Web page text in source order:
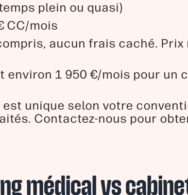
plein ou quasi)
CC/mois
aucun frais caché.
environ 1 950 €/mois pour un
unique selon votre
Contactez-nous pour
médical vs